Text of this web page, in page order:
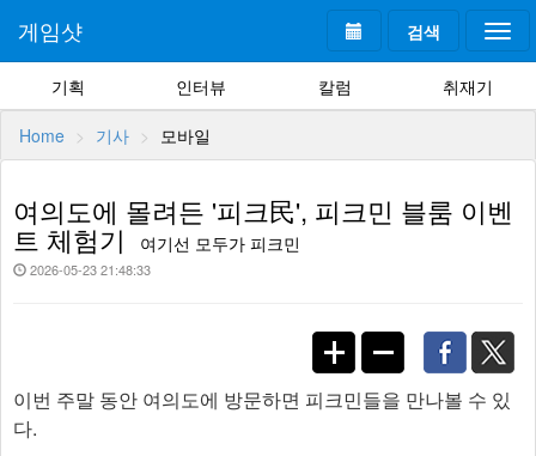
검색
게임샷
기획 인터뷰 칼럼 취재기
Home 기사 모바일
여의도에 몰려든 '피크民', 피크민 블룸 이벤
트 체험기 여기선 모두가 피크민
2026-05-23 21:48:33
이번 주말 동안 여의도에 방문하면 피크민들을 만나볼 수 있
다.